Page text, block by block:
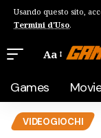
Usando questo sito,
Termini d'Uso.
Aa
Games
VIDEOGIOCHI